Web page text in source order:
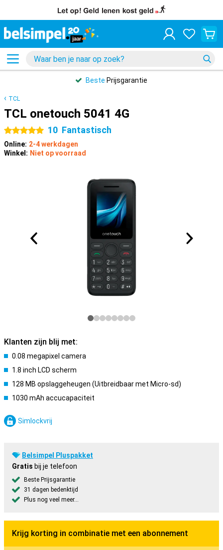
Beste Prijsgarantie
TCL
TCL onetouch 5041 4G
5 sterren 10 Fantastisch
Online: 2-4 werkdagen
Winkel: Niet op voorraad
Klanten zijn blij met:
0.08 megapixel camera
1.8 inch LCD scherm
128 MB opslaggeheugen (Uitbreidbaar met Micro-sd)
1030 mAh accucapaciteit
Simlockvrij
Belsimpel Pluspakket
Gratis bij je telefoon
Beste Prijsgarantie
31 dagen bedenktijd
Plus nog veel meer...
Krijg korting in combinatie met een abonnement